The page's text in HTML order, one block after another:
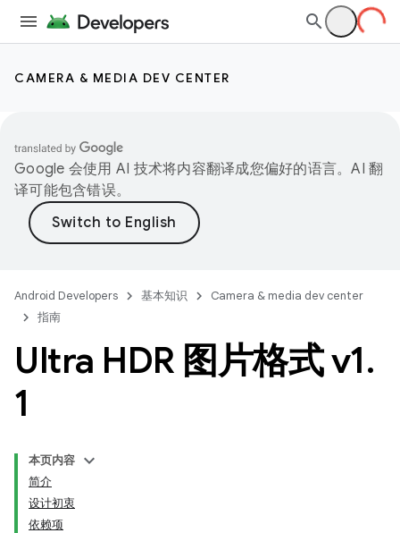
CAMERA & MEDIA DEV CENTER
Google 会使用 AI 技术将内容翻译成您偏好的语言。AI 翻
译可能包含错误。
Android Developers 基本知识
Camera & media dev center
指南
Ultra HDR 图片格式 v1.
1
本页内容
简介
设计初衷
依赖项